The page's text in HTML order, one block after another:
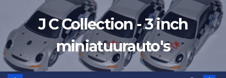
de
inhoud
J C Collection - 3 inch
miniatuurauto's